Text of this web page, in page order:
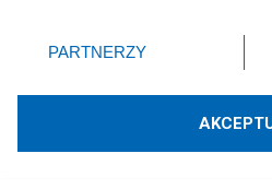
zmienić/wycofać klikając
znajdujący się w lewym dolnym
rodzaje przetwarzania danych
użytkownika, ale masz prawo
PARTNERZY